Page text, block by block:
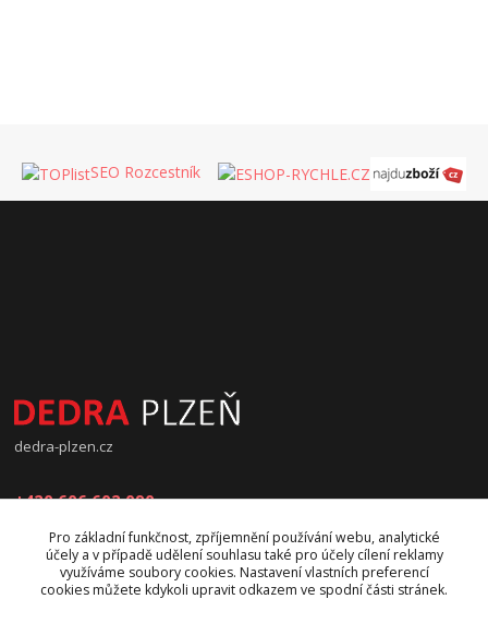
SEO Rozcestník
dedra-plzen.cz
+420 606 602 090
jana.beranova@atlas.cz
Pro základní funkčnost, zpříjemnění používání webu, analytické
účely a v případě udělení souhlasu také pro účely cílení reklamy
využíváme soubory cookies. Nastavení vlastních preferencí
cookies můžete kdykoli upravit odkazem ve spodní části stránek.